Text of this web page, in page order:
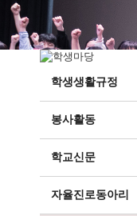
학생생활규정
봉사활동
학교신문
자율진로동아리